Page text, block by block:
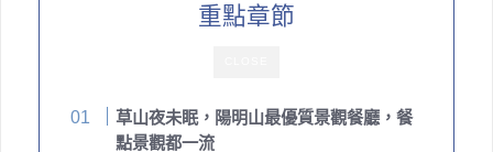
重點章節
草山夜未眠，陽明山最優質景觀餐廳，餐
點景觀都一流